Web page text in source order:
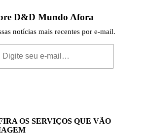
D&D Mundo Afora
notícias mais recentes por e-mail.
OS SERVIÇOS QUE VÃO